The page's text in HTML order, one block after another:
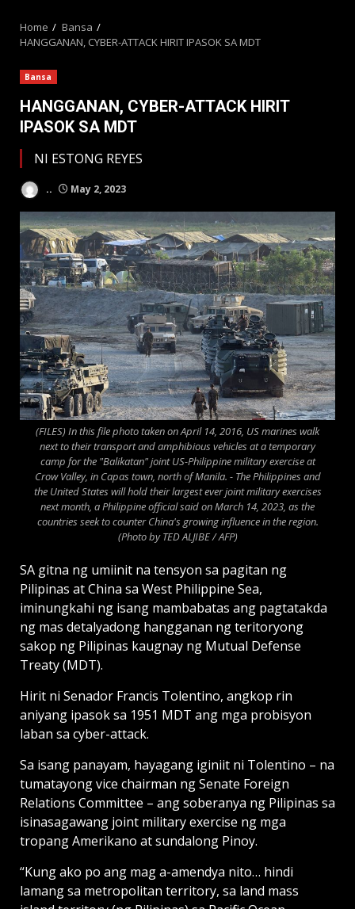
Home
Bansa
HANGGANAN, CYBER-ATTACK HIRIT IPASOK SA MDT
Bansa
HANGGANAN, CYBER-ATTACK HIRIT
IPASOK SA MDT
NI ESTONG REYES
.. May 2, 2023
(FILES) In this file photo taken on April 14, 2016, US marines walk
next to their transport and amphibious vehicles at a temporary
camp for the "Balikatan" joint US-Philippine military exercise at
Crow Valley, in Capas town, north of Manila. - The Philippines and
the United States will hold their largest ever joint military exercises
next month, a Philippine official said on March 14, 2023, as the
countries seek to counter China's growing influence in the region.
(Photo by TED ALJIBE / AFP)
SA gitna ng umiinit na tensyon sa pagitan ng
Pilipinas at China sa West Philippine Sea,
iminungkahi ng isang mambabatas ang pagtatakda
ng mas detalyadong hangganan ng teritoryong
sakop ng Pilipinas kaugnay ng Mutual Defense
Treaty (MDT).
Hirit ni Senador Francis Tolentino, angkop rin
aniyang ipasok sa 1951 MDT ang mga probisyon
laban sa cyber-attack.
Sa isang panayam, hayagang iginiit ni Tolentino – na
tumatayong vice chairman ng Senate Foreign
Relations Committee – ang soberanya ng Pilipinas sa
isinasagawang joint military exercise ng mga
tropang Amerikano at sundalong Pinoy.
“Kung ako po ang mag a-amendya nito… hindi
lamang sa metropolitan territory, sa land mass